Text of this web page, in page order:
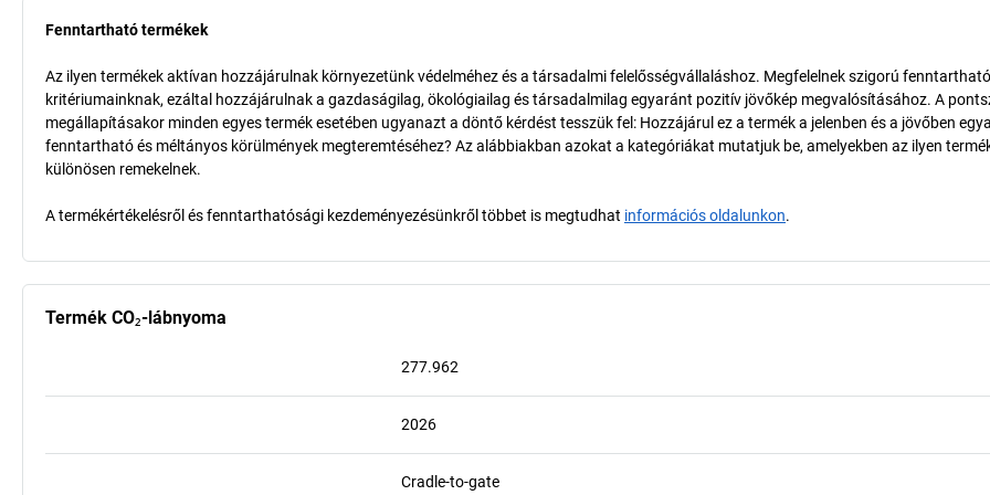
Fenntartható termékek
Az ilyen termékek aktívan hozzájárulnak környezetünk védelméhez és a társadalmi felelősségvállaláshoz. Megfelelnek szigorú
kritériumainknak, ezáltal hozzájárulnak a gazdaságilag, ökológiailag és társadalmilag egyaránt pozitív jövőkép megvalósításához. A
megállapításakor minden egyes termék esetében ugyanazt a döntő kérdést tesszük fel: Hozzájárul ez a termék a jelenben és a jövőben
fenntartható és méltányos körülmények megteremtéséhez? Az alábbiakban azokat a kategóriákat mutatjuk be, amelyekben az ilyen
különösen remekelnek.
A termékértékelésről és fenntarthatósági kezdeményezésünkről többet is megtudhat információs oldalunkon.
Termék CO₂-lábnyoma
277.962
2026
Cradle-to-gate